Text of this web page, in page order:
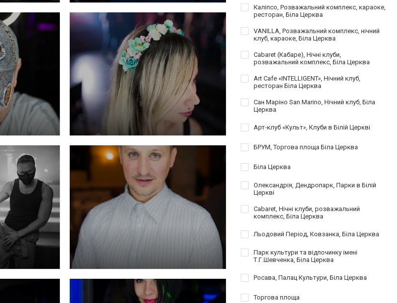
Каліпсо, Розважальний комплекс, караоке,
ресторан, Біла Церква
VANILLA, Розважальний комплекс, нічний
клуб, караоке, Біла Церква
Cabaret (Кабаре), Нічні клуби,
розважальний комплекс, Біла Церква
Art Cafe «INTELLIGENT», Нічний клуб,
ресторан Біла Церква
Сан Маріно San Marino, Нічний клуб, Біла
Церква
Арт-клуб «Культ», Клуби в Білій Церкві
БРУМ, Торгова площа Біла Церква
Біла Церква
Олександрія, Дендропарк, Парки в Білій
Церкві
Cabaret, Нічні клуби, розважальний
комплекс, Біла Церква
Льодовий Період, Ковзанка, Біла Церква
Парк культури та відпочинку імені
Т.Г.Шевченка, Біла Церква
Росава, Палац Культури, Біла Церква
Торгова площа